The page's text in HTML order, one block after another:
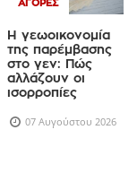
ΑΓΟΡΈΣ
Η γεωοικονομία
της παρέμβασης
στο γεν: Πώς
αλλάζουν οι
ισορροπίες
07 Αυγούστου 2026